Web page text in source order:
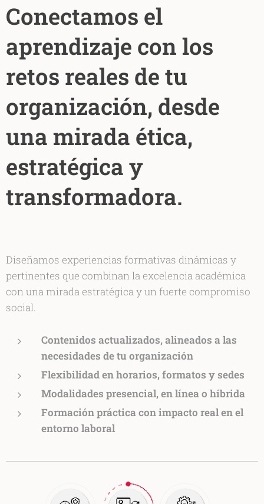
Conectamos el
aprendizaje con los
retos reales de tu
organización, desde
una mirada ética,
estratégica y
transformadora.
Diseñamos experiencias formativas dinámicas y
pertinentes que combinan la excelencia académica
con una mirada estratégica y un fuerte compromiso
social.
Contenidos actualizados, alineados a las
necesidades de tu organización
Flexibilidad en horarios, formatos y sedes
Modalidades presencial, en línea o híbrida
Formación práctica con impacto real en el
entorno laboral